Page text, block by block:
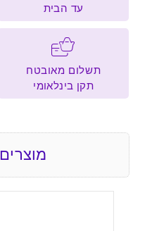
עד הבית
תשלום מאובטח
תקן בינלאומי